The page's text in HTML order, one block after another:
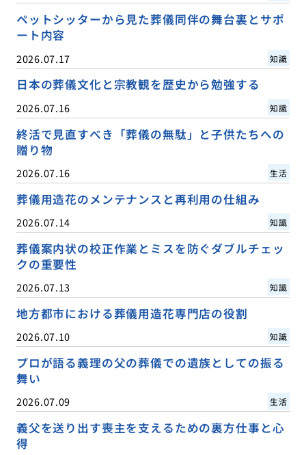
ペットシッターから見た葬儀同伴の舞台裏とサポ
ート内容
2026.07.17 知識
日本の葬儀文化と宗教観を歴史から勉強する
2026.07.16 知識
終活で見直すべき「葬儀の無駄」と子供たちへの
贈り物
2026.07.16 生活
葬儀用造花のメンテナンスと再利用の仕組み
2026.07.14 知識
葬儀案内状の校正作業とミスを防ぐダブルチェッ
クの重要性
2026.07.13 知識
地方都市における葬儀用造花専門店の役割
2026.07.10 知識
プロが語る義理の父の葬儀での遺族としての振る
舞い
2026.07.09 生活
義父を送り出す喪主を支えるための裏方仕事と心
得